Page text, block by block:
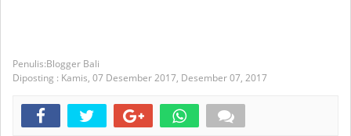
Blogger Bali
Diposting : Kamis, 07 Desember 2017, Desember 07, 2017